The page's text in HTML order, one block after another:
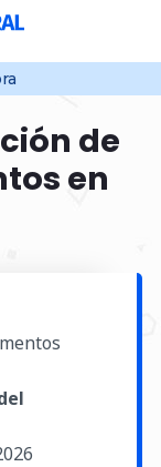
de
en